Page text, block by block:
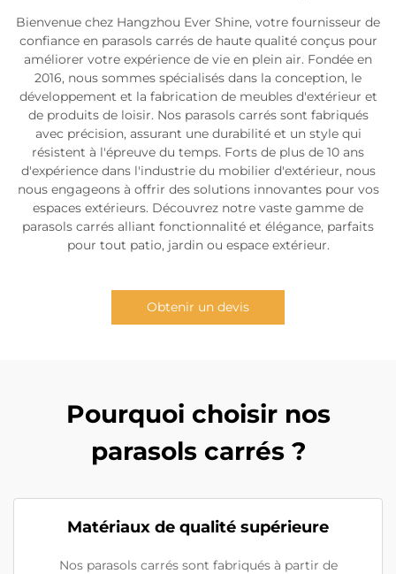
Bienvenue chez Hangzhou Ever Shine, votre fournisseur de
confiance en parasols carrés de haute qualité conçus pour
améliorer votre expérience de vie en plein air. Fondée en
2016, nous sommes spécialisés dans la conception, le
développement et la fabrication de meubles d'extérieur et
de produits de loisir. Nos parasols carrés sont fabriqués
avec précision, assurant une durabilité et un style qui
résistent à l'épreuve du temps. Forts de plus de 10 ans
d'expérience dans l'industrie du mobilier d'extérieur, nous
nous engageons à offrir des solutions innovantes pour vos
espaces extérieurs. Découvrez notre vaste gamme de
parasols carrés alliant fonctionnalité et élégance, parfaits
pour tout patio, jardin ou espace extérieur.
Obtenir un devis
Pourquoi choisir nos
parasols carrés ?
Matériaux de qualité supérieure
Nos parasols carrés sont fabriqués à partir de